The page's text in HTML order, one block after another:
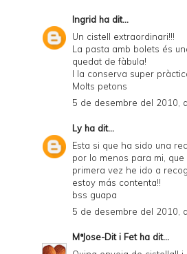
Ingrid ha dit...
Un cistell extraordinari!!!
La pasta amb bolets és
quedat de fàbula!
I la conserva super
Molts petons
5 de desembre del 2010,
Lyha dit...
Esta si que ha sido una
por lo menos para mi,
primera vez he ido a
estoy más contenta!!
bss guapa
5 de desembre del 2010,
MªJose-Dit i Fetha dit...